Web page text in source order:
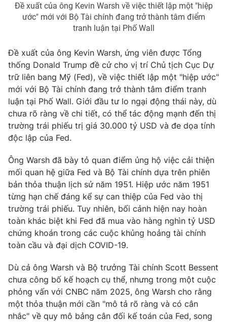
Chất lượng cuộc sống
Học trực tuyến
Công nghệ
Hitech Công nghệ tương lai
Sản phẩm
Thị trường
Tư vấn
Lịch phát sóng
Chuyên mục khác
Emagazine Podcast
Video Shorts video
VTV Money VTV Thể thao
VTV Sức khoẻ Bất động sản
Thị trường 24h Tấm lòng Việt
VTV4 Vươn mình bằng AI
Đề xuất của ông Kevin Warsh về việc thiết lập một "hiệp
ước" mới với Bộ Tài chính đang trở thành tâm điểm
tranh luận tại Phố Wall
Đề xuất của ông Kevin Warsh, ứng viên được Tổng
thống Donald Trump đề cử cho vị trí Chủ tịch Cục Dự
trữ liên bang Mỹ (Fed), về việc thiết lập một "hiệp ước"
mới với Bộ Tài chính đang trở thành tâm điểm tranh
luận tại Phố Wall. Giới đầu tư lo ngại động thái này, dù
chưa rõ ràng về chi tiết, có thể tác động mạnh đến thị
trường trái phiếu trị giá 30.000 tỷ USD và đe dọa tính
độc lập của Fed.
Ông Warsh đã bày tỏ quan điểm ủng hộ việc cải thiện
mối quan hệ giữa Fed và Bộ Tài chính dựa trên phiên
bản thỏa thuận lịch sử năm 1951. Hiệp ước năm 1951
từng hạn chế đáng kể sự can thiệp của Fed vào thị
trường trái phiếu. Tuy nhiên, bối cảnh hiện nay hoàn
toàn khác biệt khi Fed đã mua vào hàng nghìn tỷ USD
chứng khoán trong các cuộc khủng hoảng tài chính
toàn cầu và đại dịch COVID-19.
Dù cả ông Warsh và Bộ trưởng Tài chính Scott Bessent
chưa công bố kế hoạch cụ thể, nhưng trong một cuộc
phỏng vấn với CNBC năm 2025, ông Warsh cho rằng
một thỏa thuận mới cần "mô tả rõ ràng và có cân
nhắc" về quy mô bảng cân đối kế toán của Fed, song